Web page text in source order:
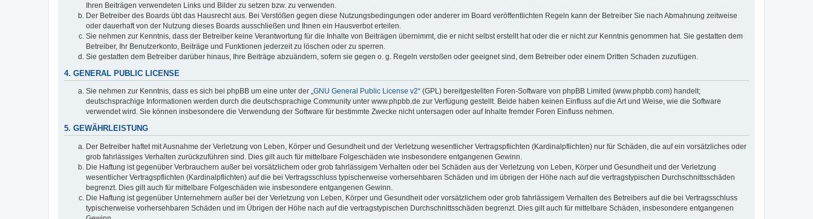
Ihren Beiträgen verwendeten Links und Bilder zu setzen bzw. zu verwenden.
Der Betreiber des Boards übt das Hausrecht aus. Bei Verstößen gegen diese Nutzungsbedingungen oder anderer im Board veröffentlichten Regeln kann der Betreiber Sie nach Abmahnung zeitweise
oder dauerhaft von der Nutzung dieses Boards ausschließen und Ihnen ein Hausverbot erteilen.
Sie nehmen zur Kenntnis, dass der Betreiber keine Verantwortung für die Inhalte von Beiträgen übernimmt, die er nicht selbst erstellt hat oder die er nicht zur Kenntnis genommen hat. Sie gestatten dem
Betreiber, Ihr Benutzerkonto, Beiträge und Funktionen jederzeit zu löschen oder zu sperren.
Sie gestatten dem Betreiber darüber hinaus, Ihre Beiträge abzuändern, sofern sie gegen o. g. Regeln verstoßen oder geeignet sind, dem Betreiber oder einem Dritten Schaden zuzufügen.
4. GENERAL PUBLIC LICENSE
Sie nehmen zur Kenntnis, dass es sich bei phpBB um eine unter der „GNU General Public License v2“ (GPL) bereitgestellten Foren-Software von phpBB Limited (www.phpbb.com) handelt;
deutschsprachige Informationen werden durch die deutschsprachige Community unter www.phpbb.de zur Verfügung gestellt. Beide haben keinen Einfluss auf die Art und Weise, wie die Software
verwendet wird. Sie können insbesondere die Verwendung der Software für bestimmte Zwecke nicht untersagen oder auf Inhalte fremder Foren Einfluss nehmen.
5. GEWÄHRLEISTUNG
Der Betreiber haftet mit Ausnahme der Verletzung von Leben, Körper und Gesundheit und der Verletzung wesentlicher Vertragspflichten (Kardinalpflichten) nur für Schäden, die auf ein vorsätzliches oder
grob fahrlässiges Verhalten zurückzuführen sind. Dies gilt auch für mittelbare Folgeschäden wie insbesondere entgangenen Gewinn.
Die Haftung ist gegenüber Verbrauchern außer bei vorsätzlichem oder grob fahrlässigem Verhalten oder bei Schäden aus der Verletzung von Leben, Körper und Gesundheit und der Verletzung
wesentlicher Vertragspflichten (Kardinalpflichten) auf die bei Vertragsschluss typischerweise vorhersehbaren Schäden und im übrigen der Höhe nach auf die vertragstypischen Durchschnittsschäden
begrenzt. Dies gilt auch für mittelbare Folgeschäden wie insbesondere entgangenen Gewinn.
Die Haftung ist gegenüber Unternehmern außer bei der Verletzung von Leben, Körper und Gesundheit oder vorsätzlichem oder grob fahrlässigem Verhalten des Betreibers auf die bei Vertragsschluss
typischerweise vorhersehbaren Schäden und im Übrigen der Höhe nach auf die vertragstypischen Durchschnittsschäden begrenzt. Dies gilt auch für mittelbare Schäden, insbesondere entgangenen